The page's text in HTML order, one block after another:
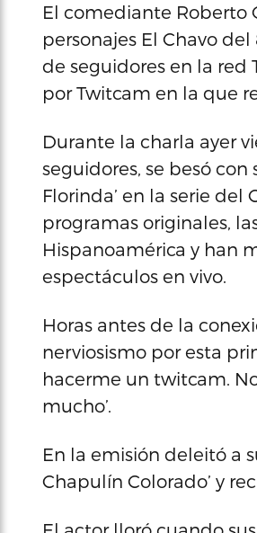
El comediante Roberto
personajes El Chavo
de seguidores en la red
por Twitcam en la que
Durante la charla ayer
seguidores, se besó
Florinda’ en la serie del
programas originales,
Hispanoamérica y han
espectáculos en vivo.
Horas antes de la
nerviosismo por esta
hacerme un twitcam.
mucho’.
En la emisión deleitó a
Chapulín Colorado’ y